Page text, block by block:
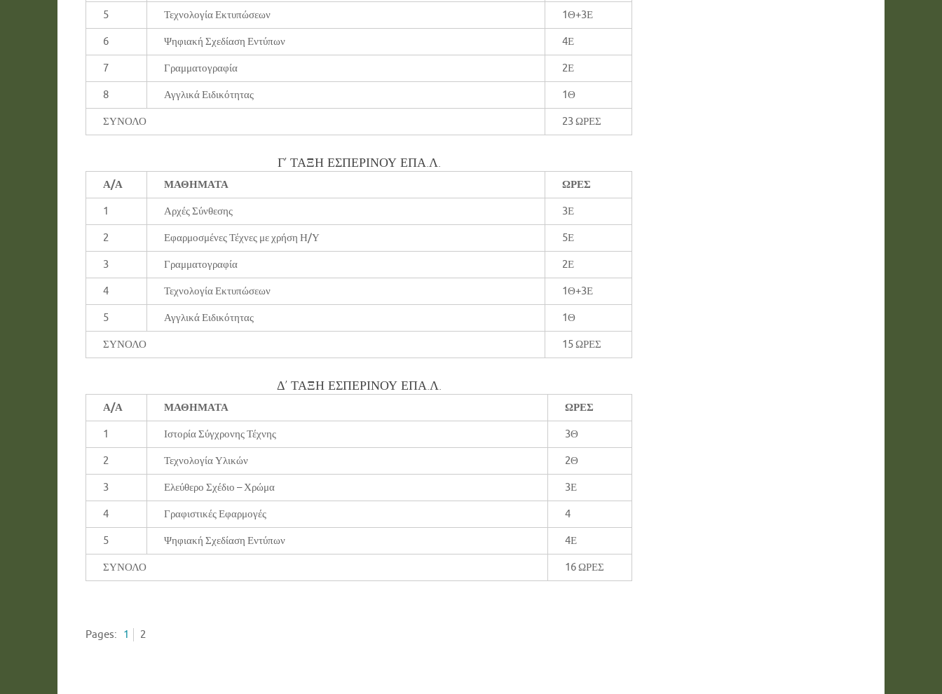
5
Τεχνολογία Εκτυπώσεων
1Θ+3Ε
6
Ψηφιακή Σχεδίαση Εντύπων
4Ε
7
Γραμματογραφία
2Ε
8
Αγγλικά Ειδικότητας
1Θ
ΣΥΝΟΛΟ
23 ΩΡΕΣ
Γ’ ΤΑΞΗ ΕΣΠΕΡΙΝΟΥ ΕΠΑ.Λ.
Α/Α ΜΑΘΗΜΑΤΑ
ΩΡΕΣ
1
Αρχές Σύνθεσης
3Ε
2
Εφαρμοσμένες Τέχνες με χρήση Η/Υ
5Ε
3
Γραμματογραφία
2Ε
4
Τεχνολογία Εκτυπώσεων
1Θ+3Ε
5
Αγγλικά Ειδικότητας
1Θ
ΣΥΝΟΛΟ
15 ΩΡΕΣ
Δ’ ΤΑΞΗ ΕΣΠΕΡΙΝΟΥ ΕΠΑ.Λ.
Α/Α ΜΑΘΗΜΑΤΑ
ΩΡΕΣ
1
Ιστορία Σύγχρονης Τέχνης
3Θ
2
Τεχνολογία Υλικών
2Θ
3
Ελεύθερο Σχέδιο – Χρώμα
3Ε
4
Γραφιστικές Εφαρμογές
4
5
Ψηφιακή Σχεδίαση Εντύπων
4Ε
ΣΥΝΟΛΟ
16 ΩΡΕΣ
Pages: 1 2